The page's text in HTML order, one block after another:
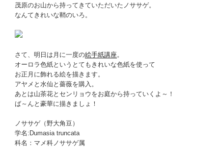
茂原のお山から持ってきていただいたノササゲ。
なんてきれいな鞘のいろ。
さて、明日は月に一度の絵手紙講座。
オーロラ色紙というとてもきれいな色紙を使って
お正月に飾れる絵を描きます。
アヤメと水仙と薔薇を購入。
あとは山茶花とセンリョウをお庭から持っていくよ～！
ば～んと豪華に描きましょ！
ノササゲ（野大角豆）
学名:Dumasia truncata
科名：マメ科ノササゲ属